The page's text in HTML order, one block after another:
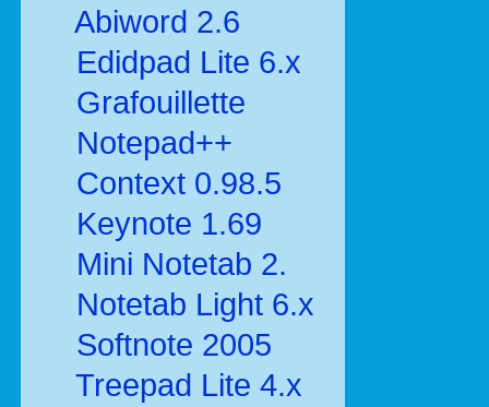
Abiword 2.6
Edidpad Lite 6.x
Grafouillette
Notepad++
Context 0.98.5
Keynote 1.69
Mini Notetab 2.
Notetab Light 6.x
Softnote 2005
Treepad Lite 4.x